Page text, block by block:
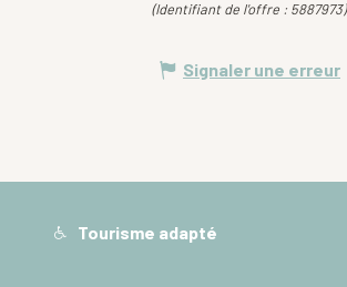
(Identifiant de l'offre : 5887973)
Signaler une erreur
Tourisme adapté